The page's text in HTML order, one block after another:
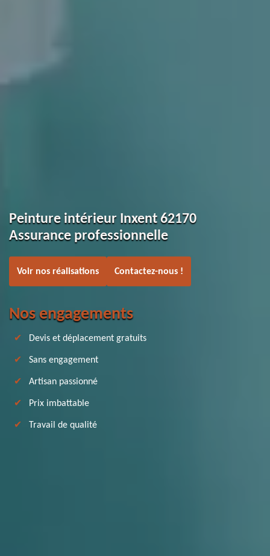
Peinture intérieur Inxent 62170
Assurance professionnelle
Voir nos réalisations Contactez-nous !
Nos engagements
Devis et déplacement gratuits
Sans engagement
Artisan passionné
Prix imbattable
Travail de qualité